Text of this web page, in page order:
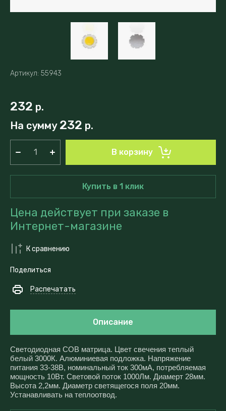
Артикул: 55943
232 р.
На сумму 232 р.
В корзину
Купить в 1 клик
Цена действует при заказе в
Интернет-магазине
К сравнению
Поделиться
Распечатать
Описание
Светодиодная COB матрица. Цвет свечения теплый
белый 3000К. Алюминиевая подложка. Напряжение
питания 33-38В, номинальный ток 300мА, потребляемая
мощность 10Вт. Световой поток 1000Лм. Диамерт 28мм.
Высота 2,2мм. Диаметр светящегося поля 20мм.
Устанавливать на теплоотвод.